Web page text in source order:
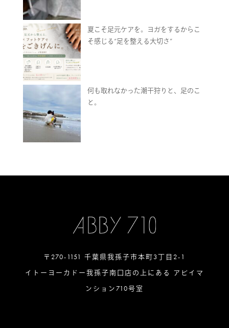
夏こそ足元ケアを。ヨガをするからこ
そ感じる“足を整える大切さ”
何も取れなかった潮干狩りと、足のこ
と。
〒270-1151 千葉県我孫子市本町3丁目2-1
イトーヨーカドー我孫子南口店の上にある アビイマ
ンション710号室